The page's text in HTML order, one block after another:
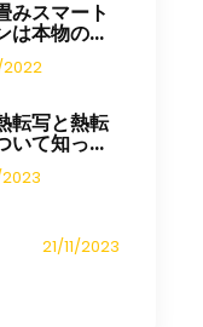
みスマート
は本物の...
転写と熱転
いて知っ...
21/11/2023